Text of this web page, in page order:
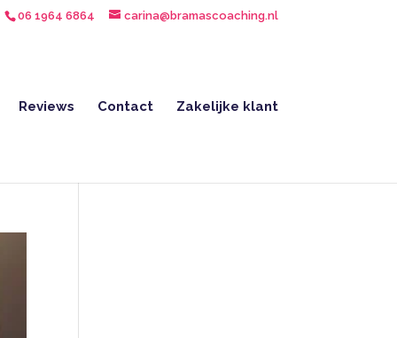
06 1964 6864 carina@bramascoaching.nl
Reviews Contact Zakelijke klant